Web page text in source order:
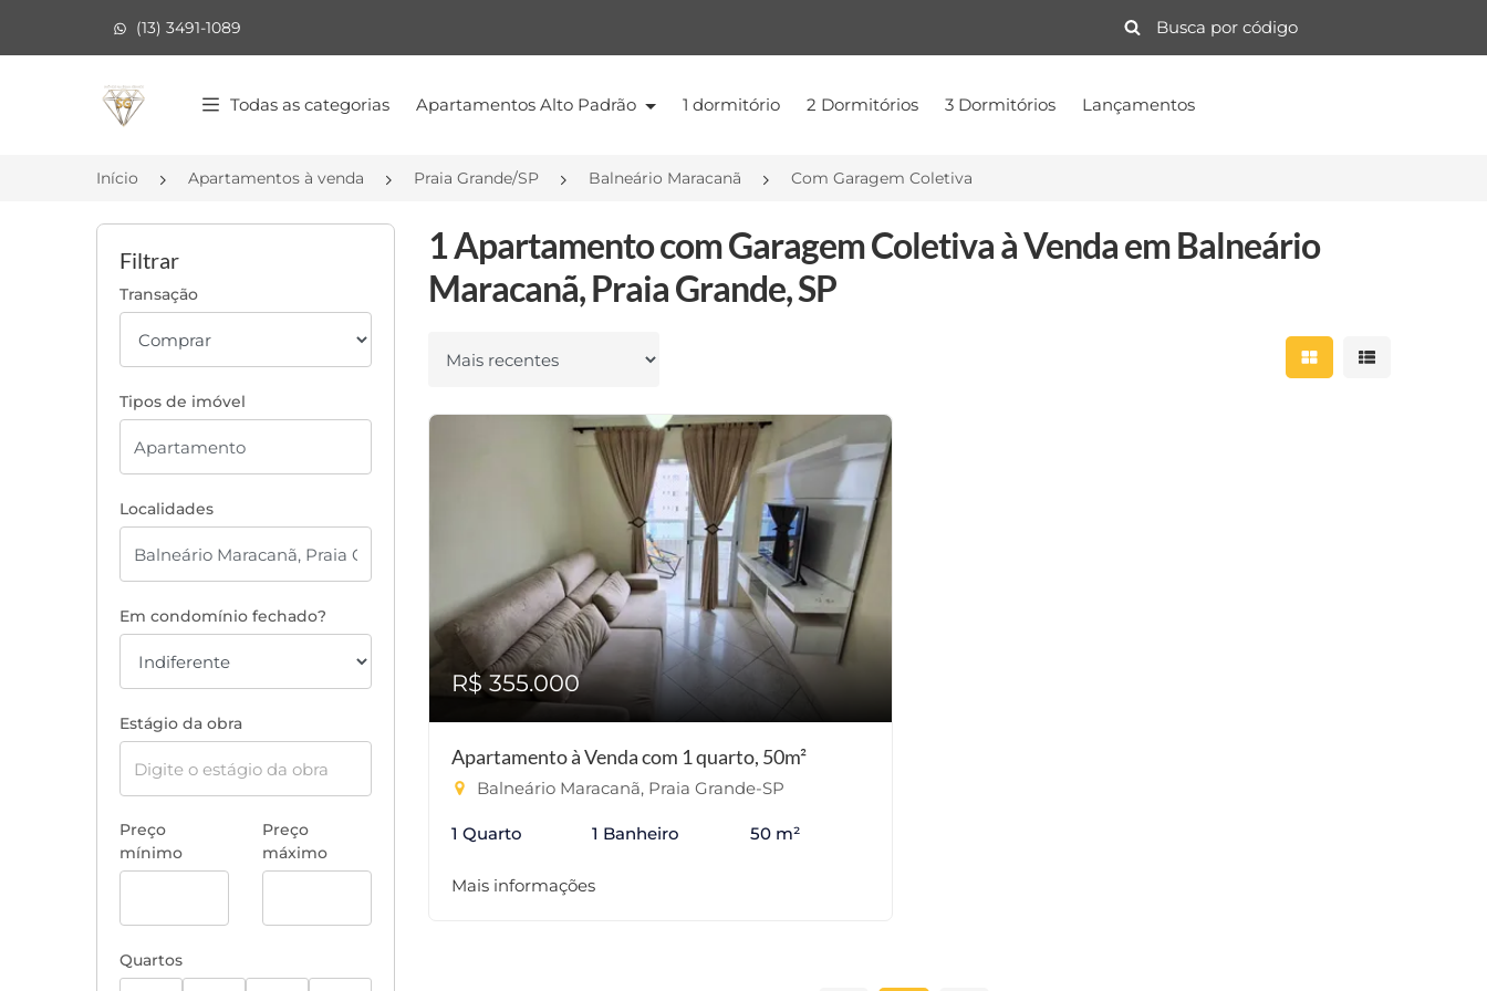
(13) 3491-1089
Página inicial
Todas as categorias Apartamentos Alto Padrão 1 dormitório 2 Dormitórios 3 Dormitórios Lançamentos
Início Apartamentos à venda Praia Grande/SP Balneário Maracanã Com Garagem Coletiva
Filtrar
Transação
Tipos de imóvel
Localidades
Em condomínio fechado?
Estágio da obra
Preço
mínimo
Preço
máximo
Quartos
1 Apartamento com Garagem Coletiva à Venda em Balneário
Maracanã, Praia Grande, SP
Ordenar por Mostrar resultados
Mostrar
R$ 355.000
Apartamento à Venda com 1 quarto, 50m²
Balneário Maracanã, Praia Grande-SP
1 Quarto 1 Banheiro 50 m²
Mais informações